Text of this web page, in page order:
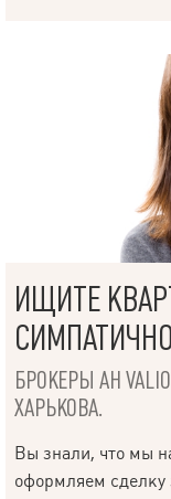
ИЩИТЕ
БРОКЕРЫ АН
ХАРЬКОВА.
Вы знали, что мы
оформляем сделку
Язык